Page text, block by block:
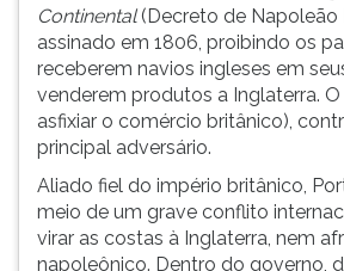
Continental(Decreto de Napoleão
assinado em 1806, proibindo os
receberem navios ingleses em
venderem produtos a Inglaterra.
asfixiar o comércio britânico),
principal adversário.
Aliado fiel do império britânico,
meio de um grave conflito
virar as costas à Inglaterra, nem
napoleônico. Dentro do governo,